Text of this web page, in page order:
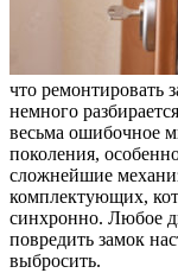
что ремонтировать
немного
весьма ошибочное
поколения,
сложнейшие
комплектующих,
синхронно. Любое
повредить замок
выбросить.